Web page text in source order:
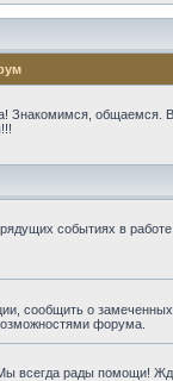
Знакомимся, общаемся.
событиях в
сообщить о
форума.
всегда рады помощи!